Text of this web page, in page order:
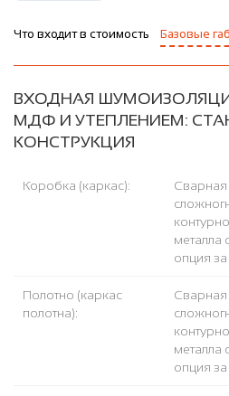
Что входит в стоимость Базовые
ВХОДНАЯ
МДФ И УТЕПЛЕНИЕМ:
КОНСТРУКЦИЯ
Коробка (каркас):
Сварная
металла
опция
Полотно (каркас
полотна):
Сварная
металла
опция